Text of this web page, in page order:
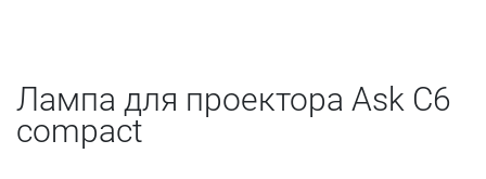
Лампа для проектора Ask C6
compact